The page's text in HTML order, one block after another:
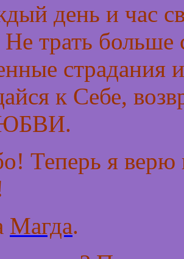
день и час
трать больше
к Себе,
Теперь я верю
Магда.